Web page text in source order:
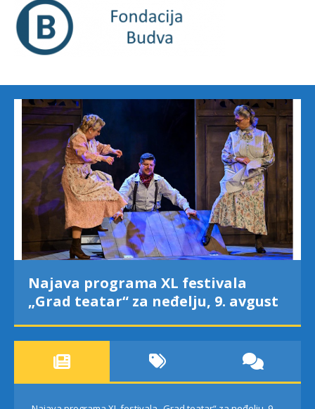
Najava programa XL festivala
„Grad teatar“ za neđelju, 9. avgust